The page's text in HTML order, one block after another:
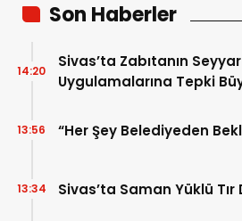
Son Haberler
Sivas’ta Zabıtanın Seyyar
Uygulamalarına Tepki
14:20
“Her Şey Belediyeden
13:56
Sivas’ta Saman Yüklü Tır
13:34